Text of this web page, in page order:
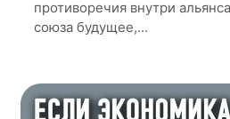
противоречия внутри
союза будущее,...